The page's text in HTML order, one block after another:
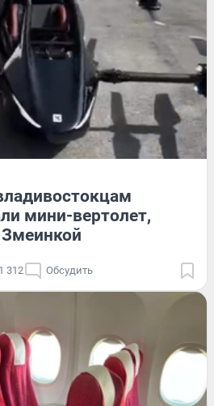
мини-вертолет,
1 312 Обсудить